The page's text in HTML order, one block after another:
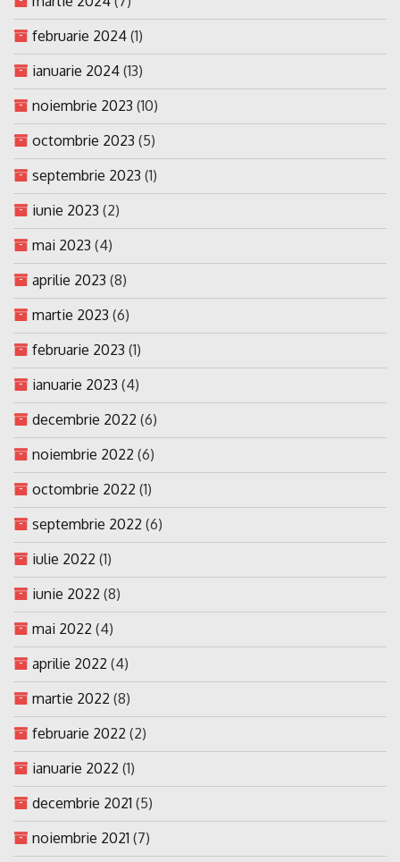
februarie 2024 (1)
ianuarie 2024 (13)
noiembrie 2023 (10)
octombrie 2023 (5)
septembrie 2023 (1)
iunie 2023 (2)
mai 2023 (4)
aprilie 2023 (8)
martie 2023 (6)
februarie 2023 (1)
ianuarie 2023 (4)
decembrie 2022 (6)
noiembrie 2022 (6)
octombrie 2022 (1)
septembrie 2022 (6)
iulie 2022 (1)
iunie 2022 (8)
mai 2022 (4)
aprilie 2022 (4)
martie 2022 (8)
februarie 2022 (2)
ianuarie 2022 (1)
decembrie 2021 (5)
noiembrie 2021 (7)